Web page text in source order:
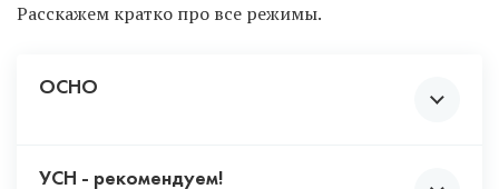
производство крепких алкогольных
Расскажем кратко про все режимы.
ОСНО
УСН - рекомендуем!